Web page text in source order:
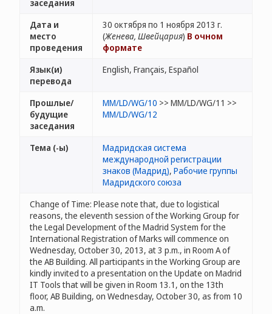
заседания
Дата и
место
проведения
30 октября по 1 ноября 2013 г.
(Женева, Швейцария) В очном
формате
Язык(и)
перевода
English, Français, Español
Прошлые/
будущие
заседания
MM/LD/WG/10 >> MM/LD/WG/11 >>
MM/LD/WG/12
Тема (-ы)
Мадридская система
международной регистрации
знаков (Мадрид), Рабочие группы
Мадридского союза
Change of Time: Please note that, due to logistical
reasons, the eleventh session of the Working Group for
the Legal Development of the Madrid System for the
International Registration of Marks will commence on
Wednesday, October 30, 2013, at 3 p.m., in Room A of
the AB Building. All participants in the Working Group are
kindly invited to a presentation on the Update on Madrid
IT Tools that will be given in Room 13.1, on the 13th
floor, AB Building, on Wednesday, October 30, as from 10
a.m.